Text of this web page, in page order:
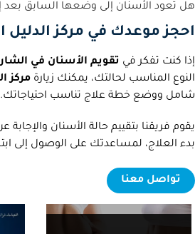
هل تعود الأسنان إلى وضعها السابق بعد
احجز موعدك في مركز الدليل
إذا كنت تفكر في تقويم الأسنان في
النوع المناسب لحالتك، يمكنك زيارة مركز
شامل ووضع خطة علاج تناسب احتياجاتك.
يقوم فريقنا بتقييم حالة الأسنان
بدء العلاج، لمساعدتك على الوصول إلى
تواصل معنا